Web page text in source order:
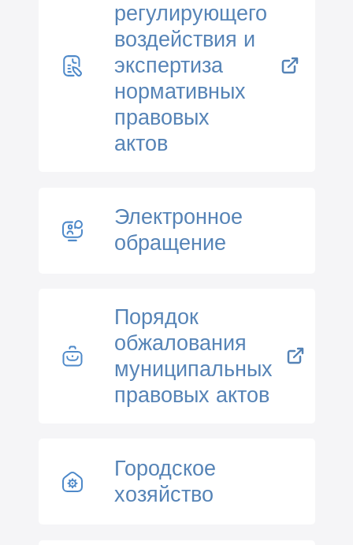
регулирующего
воздействия и
экспертиза
нормативных
правовых
актов
Электронное
обращение
Порядок
обжалования
муниципальных
правовых актов
Городское
хозяйство